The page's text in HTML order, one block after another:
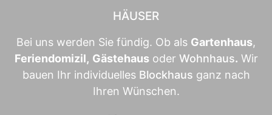
HÄUSER
Bei uns werden Sie fündig. Ob als Gartenhaus,
Feriendomizil, Gästehausoder Wohnhaus. Wir
bauen Ihr individuelles Blockhaus ganz nach
Ihren Wünschen.